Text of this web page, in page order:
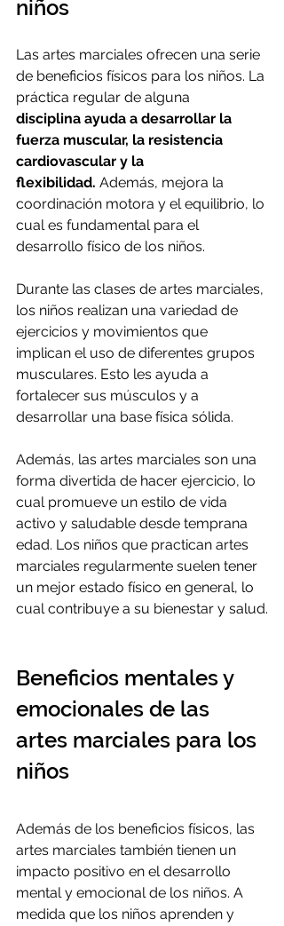
niños
Las artes marciales ofrecen una serie
de beneficios físicos para los niños. La
práctica regular de alguna
disciplina ayuda a desarrollar la
fuerza muscular, la resistencia
cardiovascular y la
flexibilidad. Además, mejora la
coordinación motora y el equilibrio, lo
cual es fundamental para el
desarrollo físico de los niños.
Durante las clases de artes marciales,
los niños realizan una variedad de
ejercicios y movimientos que
implican el uso de diferentes grupos
musculares. Esto les ayuda a
fortalecer sus músculos y a
desarrollar una base física sólida.
Además, las artes marciales son una
forma divertida de hacer ejercicio, lo
cual promueve un estilo de vida
activo y saludable desde temprana
edad. Los niños que practican artes
marciales regularmente suelen tener
un mejor estado físico en general, lo
cual contribuye a su bienestar y salud.
Beneficios mentales y
emocionales de las
artes marciales para los
niños
Además de los beneficios físicos, las
artes marciales también tienen un
impacto positivo en el desarrollo
mental y emocional de los niños. A
medida que los niños aprenden y